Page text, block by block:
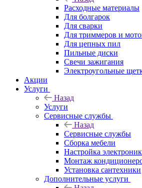
Расходные материалы
Для болгарок
Для сварки
Для триммеров и
Для цепных пил
Пильные диски
Свечи зажигания
Электроугольные
Акции
Услуги
Назад
Услуги
Сервисные службы
Назад
Сервисные службы
Сборка мебели
Настройка
Монтаж
Установка сантехники
Дополнительные услуги